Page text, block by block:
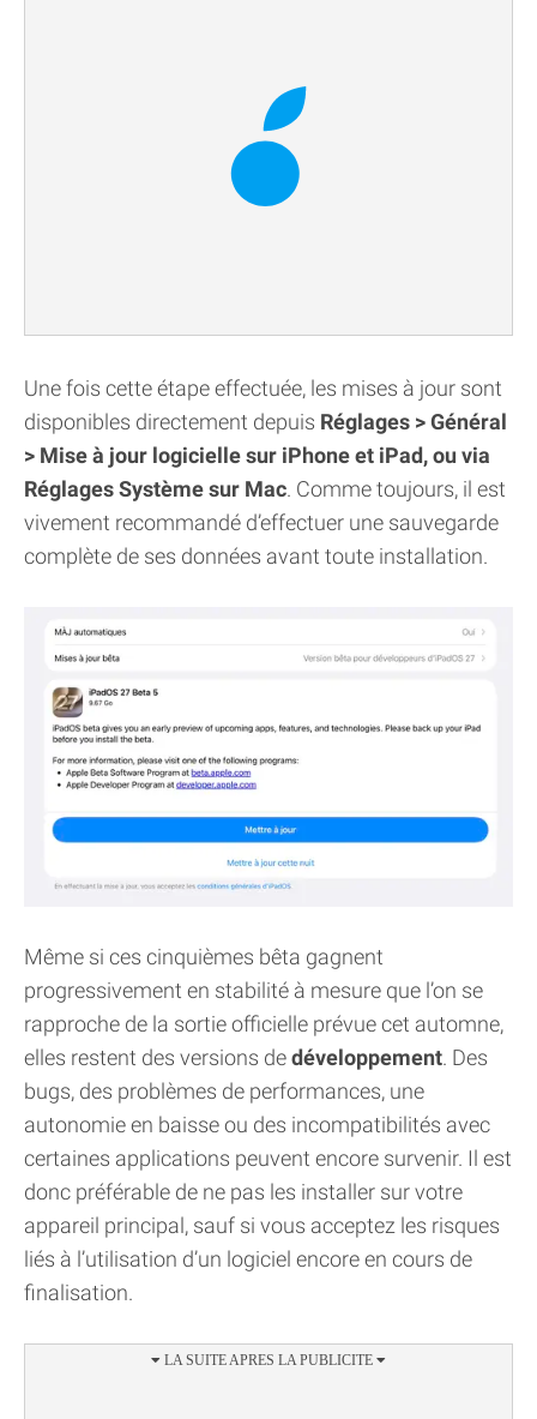
Une fois cette étape effectuée, les mises à jour sont
disponibles directement depuis Réglages > Général
> Mise à jour logicielle sur iPhone et iPad, ou via
Réglages Système sur Mac. Comme toujours, il est
vivement recommandé d’effectuer une sauvegarde
complète de ses données avant toute installation.
Même si ces cinquièmes bêta gagnent
progressivement en stabilité à mesure que l’on se
rapproche de la sortie officielle prévue cet automne,
elles restent des versions dedéveloppement. Des
bugs, des problèmes de performances, une
autonomie en baisse ou des incompatibilités avec
certaines applications peuvent encore survenir. Il est
donc préférable de ne pas les installer sur votre
appareil principal, sauf si vous acceptez les risques
liés à l’utilisation d’un logiciel encore en cours de
finalisation.